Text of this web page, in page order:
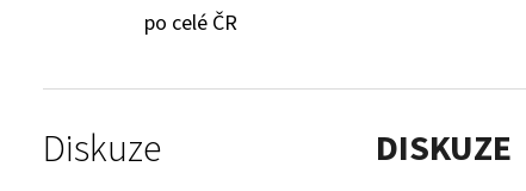
po celé ČR
Diskuze DISKUZE